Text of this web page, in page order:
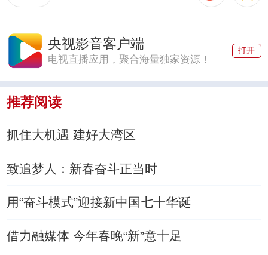
央视影音客户端
电视直播应用，聚合海量独家资源！
打开
推荐阅读
抓住大机遇 建好大湾区
致追梦人：新春奋斗正当时
用“奋斗模式”迎接新中国七十华诞
借力融媒体 今年春晚“新”意十足